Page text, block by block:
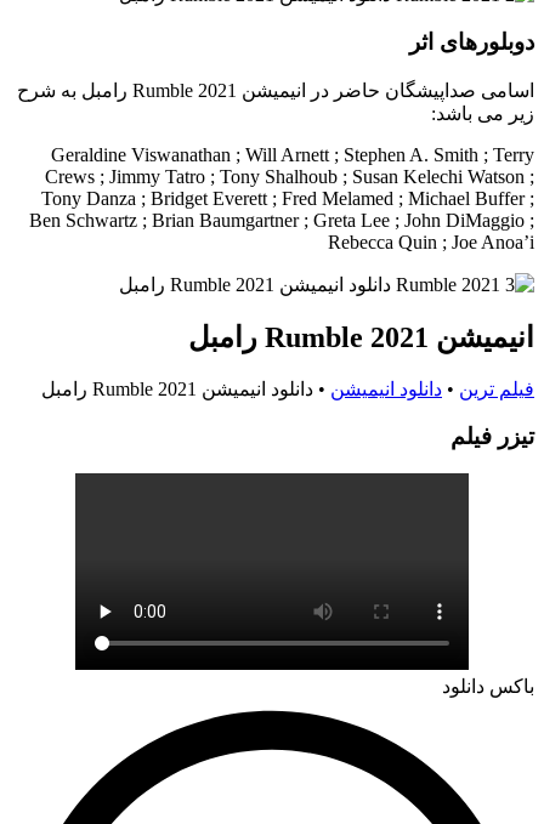
دوبلورهای اثر
اسامی صداپیشگان حاضر در انیمیشن Rumble 2021 رامبل به شرح
زیر می باشد:
Geraldine Viswanathan ; Will Arnett ; Stephen A. Smith ; Terry
Crews ; Jimmy Tatro ; Tony Shalhoub ; Susan Kelechi Watson ;
Tony Danza ; Bridget Everett ; Fred Melamed ; Michael Buffer ;
Ben Schwartz ; Brian Baumgartner ; Greta Lee ; John DiMaggio ;
Rebecca Quin ; Joe Anoa’i
انیمیشن Rumble 2021 رامبل
فیلم ترین • دانلود انیمیشن • دانلود انیمیشن Rumble 2021 رامبل
تيزر فيلم
باکس دانلود